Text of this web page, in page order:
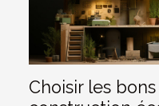
Choisir les